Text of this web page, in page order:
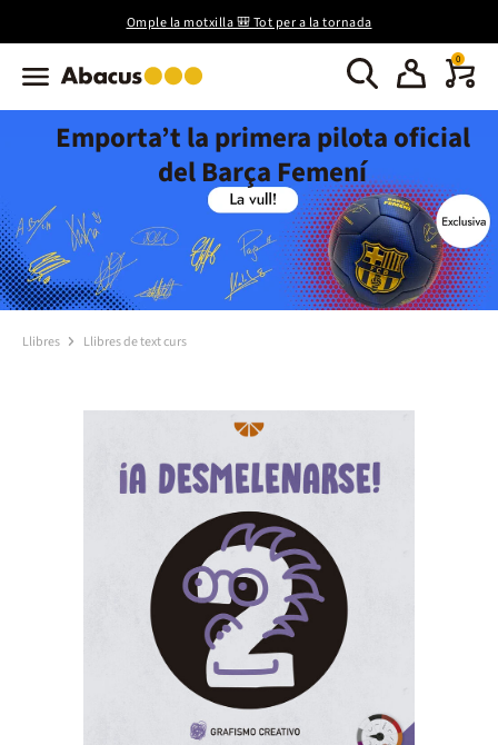
Omple la motxilla 🎒 Tot per a la tornada
0
Emporta’t la primera pilota oficial
del Barça Femení
Llibres Llibres de text curs